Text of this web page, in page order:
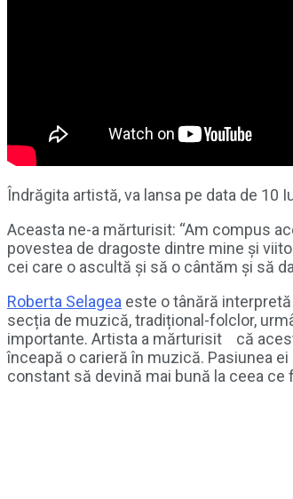
Îndrăgita artistă, va lansa pe data de 10
Aceasta ne-a mărturisit: “Am compus
povestea de dragoste dintre mine și
cei care o ascultă și să o cântăm și să
Roberta Selagea este o tânără interpretă
secția de muzică, tradițional-folclor,
importante. Artista a mărturisit că
înceapă o carieră în muzică. Pasiunea
constant să devină mai bună la ceea ce